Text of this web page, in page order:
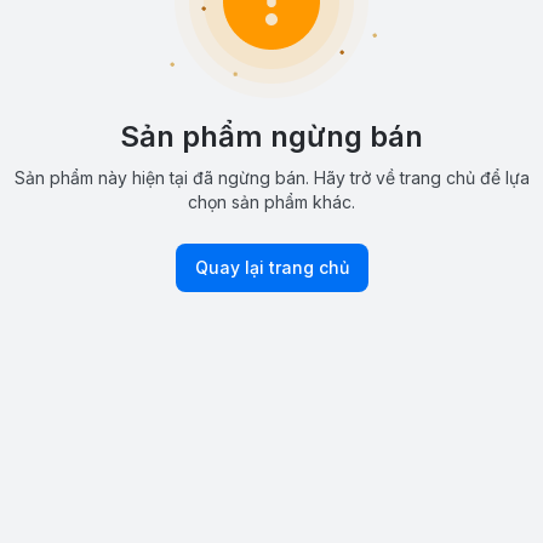
Sản phẩm ngừng bán
Sản phẩm này hiện tại đã ngừng bán. Hãy trở về trang chủ để lựa
chọn sản phẩm khác.
Quay lại trang chủ